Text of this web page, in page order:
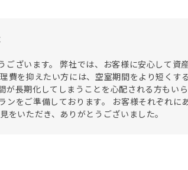
ございます。 弊社では、お客様に安心して資
費を抑えたい方には、空室期間をより短くす
が長期化してしまうことを心配される方もい
ンをご準備しております。 お客様それぞれに
をいただき、ありがとうございました。